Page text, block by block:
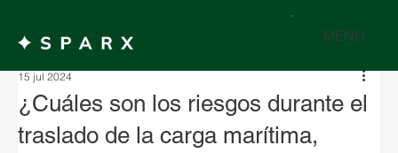
MENU
¿Cuáles son los riesgos durante el
traslado de la carga marítima,
15 jul 2024